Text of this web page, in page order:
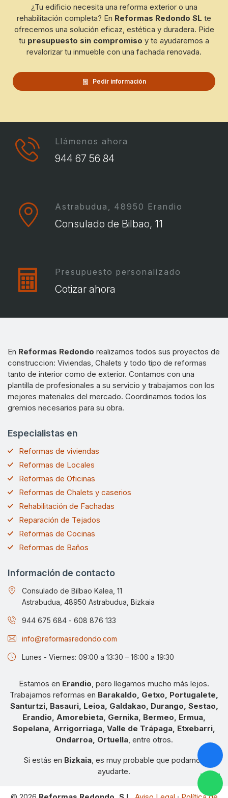
¿Tu edificio necesita una reforma exterior o una
rehabilitación completa? En Reformas Redondo SL te
ofrecemos una solución eficaz, estética y duradera. Pide
tu presupuesto sin compromiso y te ayudaremos a
revalorizar tu inmueble con una fachada renovada.
Pedir información
Llámenos ahora
944 67 56 84
Astrabudua, 48950 Erandio
Consulado de Bilbao, 11
Presupuesto personalizado
Cotizar ahora
En Reformas Redondo realizamos todos sus proyectos de
construccion: Viviendas, Chalets y todo tipo de reformas
tanto de interior como de exterior. Contamos con una
plantilla de profesionales a su servicio y trabajamos con los
mejores materiales del mercado. Coordinamos todos los
gremios necesarios para su obra.
Especialistas en
Reformas de viviendas
Reformas de Locales
Reformas de Oficinas
Reformas de Chalets y caserios
Rehabilitación de Fachadas
Reparación de Tejados
Reformas de Cocinas
Reformas de Baños
Información de contacto
Consulado de Bilbao Kalea, 11
Astrabudua, 48950 Astrabudua, Bizkaia
944 675 684 - 608 876 133
info@reformasredondo.com
Lunes - Viernes: 09:00 a 13:30 – 16:00 a 19:30
Estamos en Erandio , pero llegamos mucho más lejos.
Trabajamos reformas en Barakaldo, Getxo, Portugalete,
Santurtzi, Basauri, Leioa, Galdakao, Durango, Sestao,
Erandio, Amorebieta, Gernika, Bermeo, Ermua,
Sopelana, Arrigorriaga, Valle de Trápaga, Etxebarri,
Ondarroa, Ortuella, entre otros.
Si estás en Bizkaia , es muy probable que podamos
ayudarte.